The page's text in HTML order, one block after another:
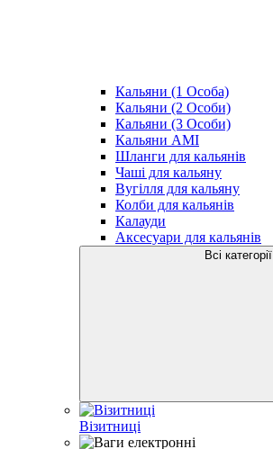
Кальяни (1 Особа)
Кальяни (2 Особи)
Кальяни (3 Особи)
Кальяни AMI
Шланги для кальянів
Чаші для кальяну
Вугілля для кальяну
Колби для кальянів
Калауди
Аксесуари для кальянів
Всі категорії
Візитниці